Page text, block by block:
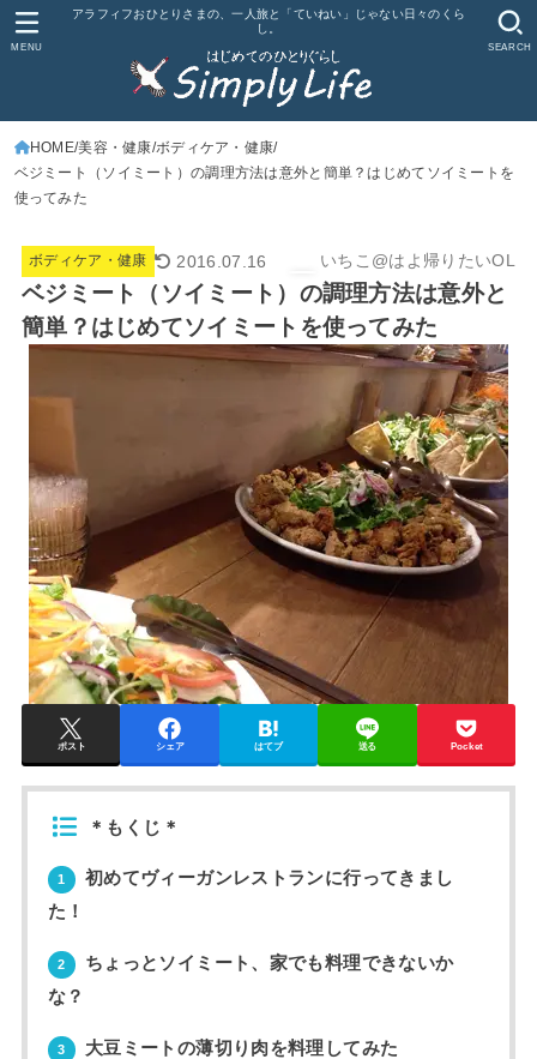
アラフィフおひとりさまの、一人旅と「ていねい」じゃない日々のくら
し。
SEARCH
MENU
HOME 美容・健康 ボディケア・健康
ベジミート（ソイミート）の調理方法は意外と簡単？はじめてソイミートを
使ってみた
ボディケア・健康 2016.07.16 いちこ@はよ帰りたいOL
ベジミート（ソイミート）の調理方法は意外と
簡単？はじめてソイミートを使ってみた
ポスト シェア はてブ 送る Pocket
＊もくじ＊
1
初めてヴィーガンレストランに行ってきまし
た！
2
ちょっとソイミート、家でも料理できないか
な？
3 大豆ミートの薄切り肉を料理してみた